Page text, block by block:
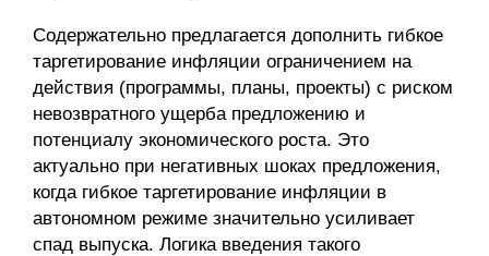
Содержательно предлагается дополнить гибкое
таргетирование инфляции ограничением на
действия (программы, планы, проекты) с риском
невозвратного ущерба предложению и
потенциалу экономического роста. Это
актуально при негативных шоках предложения,
когда гибкое таргетирование инфляции в
автономном режиме значительно усиливает
спад выпуска. Логика введения такого